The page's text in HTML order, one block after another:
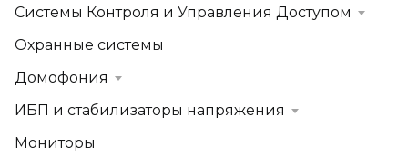
Системы Контроля и Управления Доступом
Охранные системы
Домофония
ИБП и стабилизаторы напряжения
Мониторы